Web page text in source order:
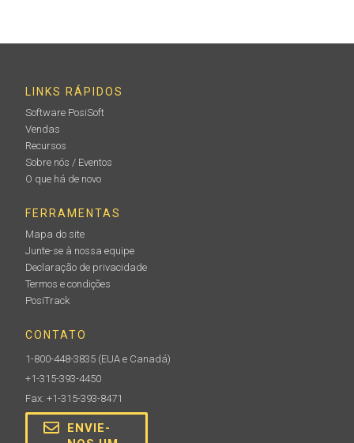
LINKS RÁPIDOS
Software PosiSoft
Vendas
Recursos
Sobre nós / Eventos
O que há de novo
FERRAMENTAS
Mapa do site
Junte-se à nossa equipe
Declaração de privacidade
Termos e condições
PosiTrack
CONTATO
1-800-448-3835 (EUA e Canadá)
+1-315-393-4450
Fax: +1-315-393-8471
ENVIE-